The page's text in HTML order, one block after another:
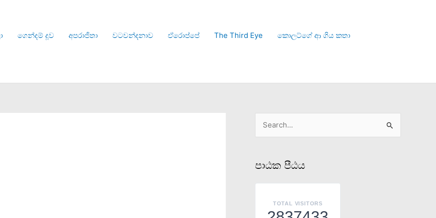
ගෙන්දම් දූව අපරාජිතා වටවන්දනාව ඒරොප්පේ The Third Eye
කොලට්ගේ ආ ගිය කතා
r
c
පාඨක පීඨය
TOTAL VISITORS